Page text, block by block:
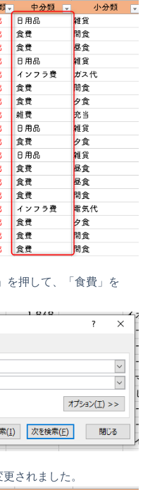
を押して、「食費」を
されました。